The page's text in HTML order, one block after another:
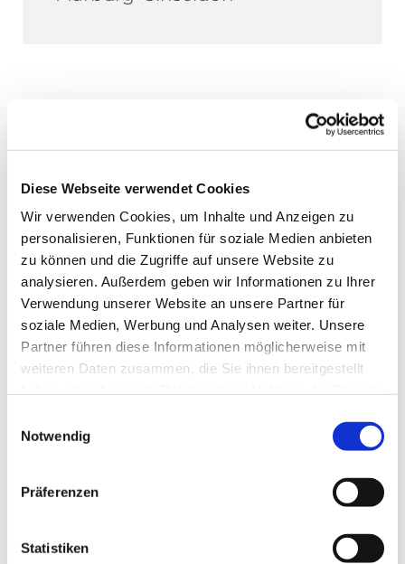
Diese Webseite verwendet Cookies
Wir verwenden Cookies, um Inhalte und Anzeigen zu
personalisieren, Funktionen für soziale Medien anbieten
zu können und die Zugriffe auf unsere Website zu
analysieren. Außerdem geben wir Informationen zu Ihrer
Verwendung unserer Website an unsere Partner für
soziale Medien, Werbung und Analysen weiter. Unsere
Partner führen diese Informationen möglicherweise mit
weiteren Daten zusammen, die Sie ihnen bereitgestellt
Notwendig
Präferenzen
Statistiken
Dies könnte Sie auch